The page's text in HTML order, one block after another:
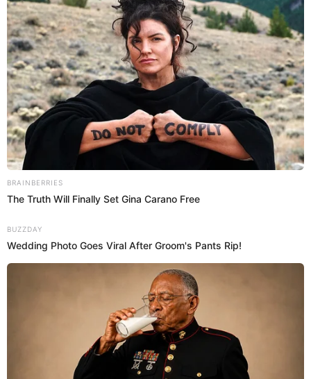
A través de un video de TikTok, la conocida salsera Masiel
Málaga, ex de Churrito Hinostroza, decidió mostrar los
resultados de su operación de manga gástrica. Ahora, la
salsera peruana luce una figura esbelta y no duda en
presumirla. 'Y así quedamos', escribió en su clip.
10 de junio de 2026 Compartir:
@antuanecalderon
10 Jun 2026 | 21:21 h